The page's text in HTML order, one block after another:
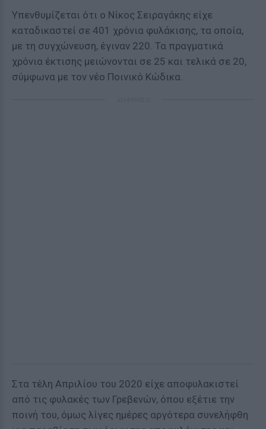
Υπενθυμίζεται ότι ο Νίκος Σειραγάκης είχε
καταδικαστεί σε 401 χρόνια φυλάκισης, τα οποία,
με τη συγχώνευση, έγιναν 220. Τα πραγματικά
χρόνια έκτισης μειώνονται σε 25 και τελικά σε 20,
σύμφωνα με τον νέο Ποινικό Κώδικα.
Στα τέλη Απριλίου του 2020 είχε αποφυλακιστεί
από τις φυλακές των Γρεβενών, όπου εξέτιε την
ποινή του, όμως λίγες ημέρες αργότερα συνελήφθη